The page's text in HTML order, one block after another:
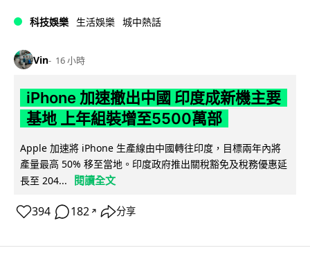
科技娛樂 生活娛樂 城中熱話
Vin 16 小時
iPhone 加速撤出中國 印度成新機主要
基地 上年組裝增至5500萬部
Apple 加速將 iPhone 生產線由中國轉往印度，目標兩年內將
產量最高 50% 移至當地。印度政府推出關稅豁免及稅務優惠延
長至 204...
閱讀全文
394 182 ↗ 分享